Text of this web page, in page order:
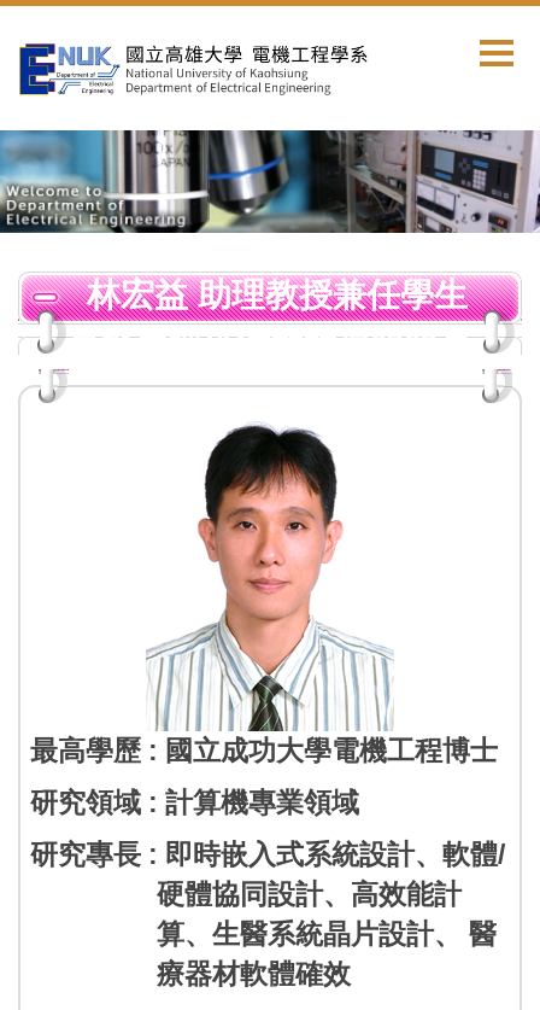
到
內
容
區
林宏益 助理教授兼任學生
事務處課外活動輔導組組長
最高學歷 : 國立成功大學電機工程博士
研究領域 : 計算機專業領域
研究專長 : 即時嵌入式系統設計、軟體/
硬體協同設計、高效能計
算、生醫系統晶片設計、 醫
療器材軟體確效